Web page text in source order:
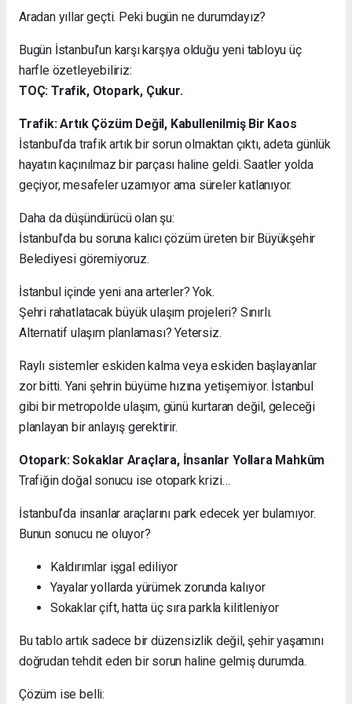
Aradan yıllar geçti. Peki bugün ne durumdayız?
Bugün İstanbul’un karşı karşıya olduğu yeni tabloyu üç
harfle özetleyebiliriz:
TOÇ: Trafik, Otopark, Çukur.
Trafik: Artık Çözüm Değil, Kabullenilmiş Bir Kaos
İstanbul’da trafik artık bir sorun olmaktan çıktı, adeta günlük
hayatın kaçınılmaz bir parçası haline geldi. Saatler yolda
geçiyor, mesafeler uzamıyor ama süreler katlanıyor.
Daha da düşündürücü olan şu:
İstanbul’da bu soruna kalıcı çözüm üreten bir Büyükşehir
Belediyesi göremiyoruz.
İstanbul içinde yeni ana arterler? Yok.
Şehri rahatlatacak büyük ulaşım projeleri? Sınırlı.
Alternatif ulaşım planlaması? Yetersiz.
Raylı sistemler eskiden kalma veya eskiden başlayanlar
zor bitti. Yani şehrin büyüme hızına yetişemiyor. İstanbul
gibi bir metropolde ulaşım, günü kurtaran değil, geleceği
planlayan bir anlayış gerektirir.
Otopark: Sokaklar Araçlara, İnsanlar Yollara Mahkûm
Trafiğin doğal sonucu ise otopark krizi…
İstanbul’da insanlar araçlarını park edecek yer bulamıyor.
Bunun sonucu ne oluyor?
Kaldırımlar işgal ediliyor
Yayalar yollarda yürümek zorunda kalıyor
Sokaklar çift, hatta üç sıra parkla kilitleniyor
Bu tablo artık sadece bir düzensizlik değil, şehir yaşamını
doğrudan tehdit eden bir sorun haline gelmiş durumda.
Çözüm ise belli: